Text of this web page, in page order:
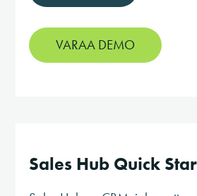
VARAA DEMO
Sales Hub Quick